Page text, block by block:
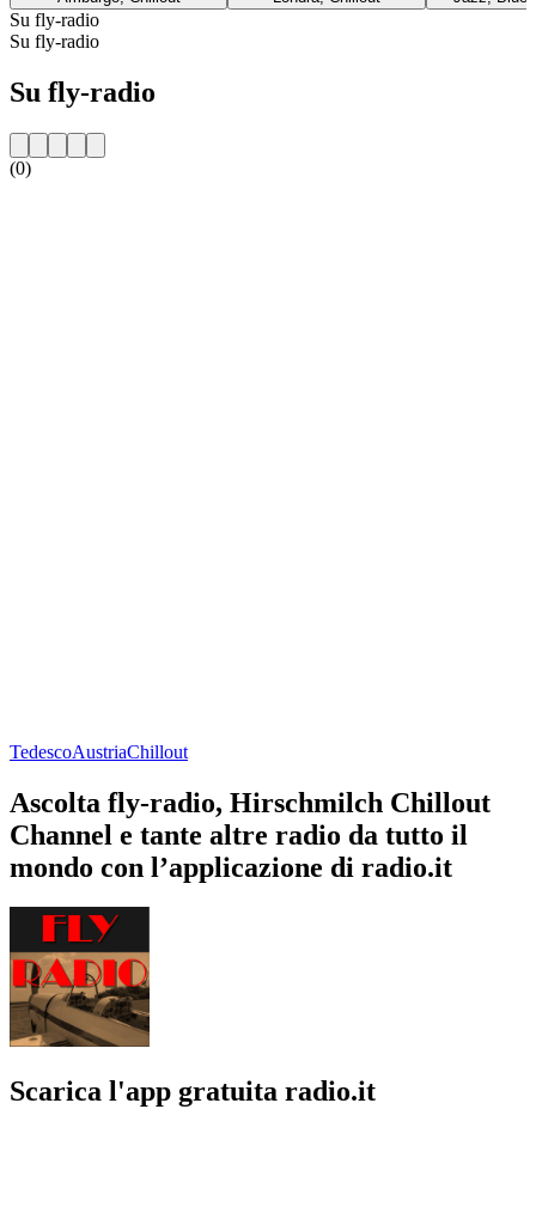
Su fly-radio
Su fly-radio
Su fly-radio
(0)
TedescoAustriaChillout
Ascolta fly-radio, Hirschmilch Chillout
Channel e tante altre radio da tutto il
mondo con l’applicazione di radio.it
Scarica l'app gratuita radio.it